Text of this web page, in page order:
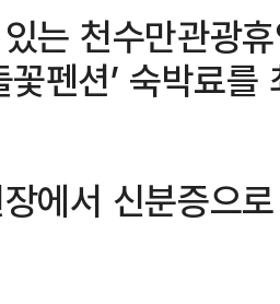
는 천수만관광
꽃펜션’ 숙박료
에서 신분증으